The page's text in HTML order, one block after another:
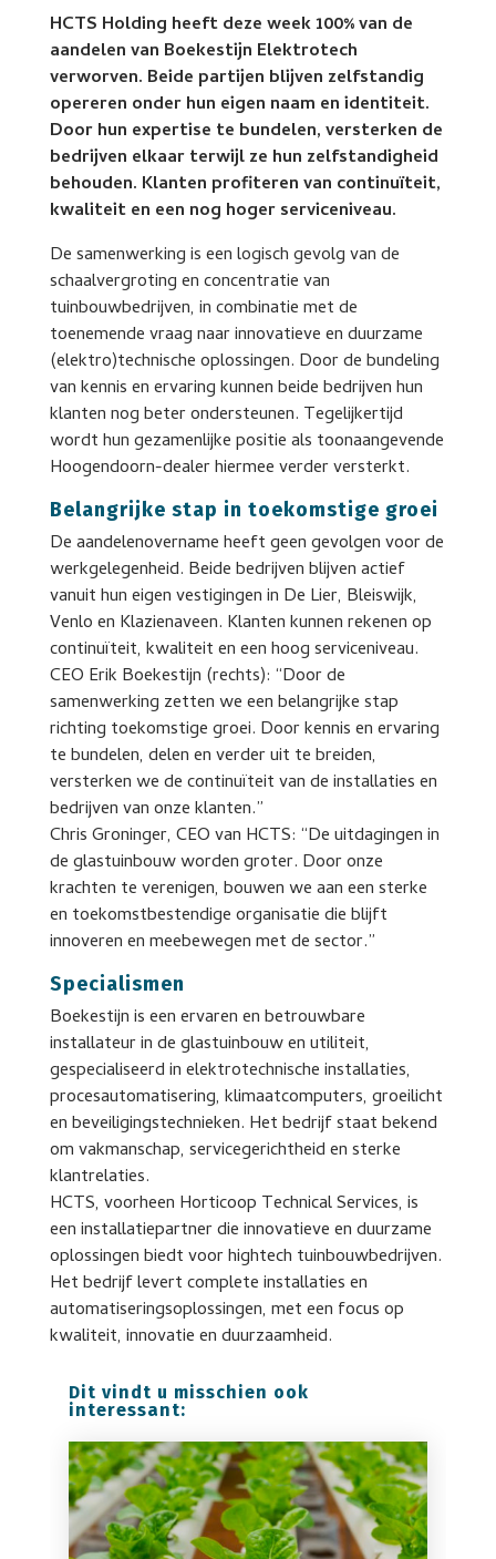
HCTS Holding heeft deze week 100% van de
aandelen van Boekestijn Elektrotech
verworven. Beide partijen blijven zelfstandig
opereren onder hun eigen naam en identiteit.
Door hun expertise te bundelen, versterken de
bedrijven elkaar terwijl ze hun zelfstandigheid
behouden. Klanten profiteren van continuïteit,
kwaliteit en een nog hoger serviceniveau.
De samenwerking is een logisch gevolg van de
schaalvergroting en concentratie van
tuinbouwbedrijven, in combinatie met de
toenemende vraag naar innovatieve en duurzame
(elektro)technische oplossingen. Door de bundeling
van kennis en ervaring kunnen beide bedrijven hun
klanten nog beter ondersteunen. Tegelijkertijd
wordt hun gezamenlijke positie als toonaangevende
Hoogendoorn-dealer hiermee verder versterkt.
Belangrijke stap in toekomstige groei
De aandelenovername heeft geen gevolgen voor de
werkgelegenheid. Beide bedrijven blijven actief
vanuit hun eigen vestigingen in De Lier, Bleiswijk,
Venlo en Klazienaveen. Klanten kunnen rekenen op
continuïteit, kwaliteit en een hoog serviceniveau.
CEO Erik Boekestijn (rechts): “Door de
samenwerking zetten we een belangrijke stap
richting toekomstige groei. Door kennis en ervaring
te bundelen, delen en verder uit te breiden,
versterken we de continuïteit van de installaties en
bedrijven van onze klanten.”
Chris Groninger, CEO van HCTS: “De uitdagingen in
de glastuinbouw worden groter. Door onze
krachten te verenigen, bouwen we aan een sterke
en toekomstbestendige organisatie die blijft
innoveren en meebewegen met de sector.”
Specialismen
Boekestijn is een ervaren en betrouwbare
installateur in de glastuinbouw en utiliteit,
gespecialiseerd in elektrotechnische installaties,
procesautomatisering, klimaatcomputers, groeilicht
en beveiligingstechnieken. Het bedrijf staat bekend
om vakmanschap, servicegerichtheid en sterke
klantrelaties.
HCTS, voorheen Horticoop Technical Services, is
een installatiepartner die innovatieve en duurzame
oplossingen biedt voor hightech tuinbouwbedrijven.
Het bedrijf levert complete installaties en
automatiseringsoplossingen, met een focus op
kwaliteit, innovatie en duurzaamheid.
Dit vindt u misschien ook
interessant: